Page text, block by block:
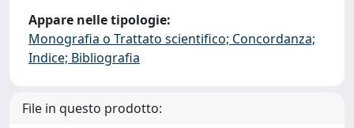
Appare nelle tipologie:
Monografia o Trattato scientifico; Concordanza;
Indice; Bibliografia
File in questo prodotto: